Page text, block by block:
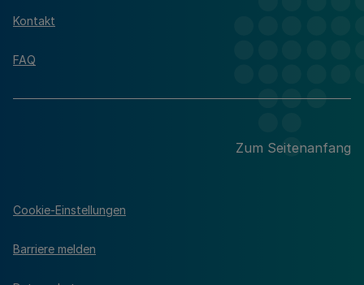
Kontakt
FAQ
Zum Seitenanfang
Cookie-Einstellungen
Barriere melden